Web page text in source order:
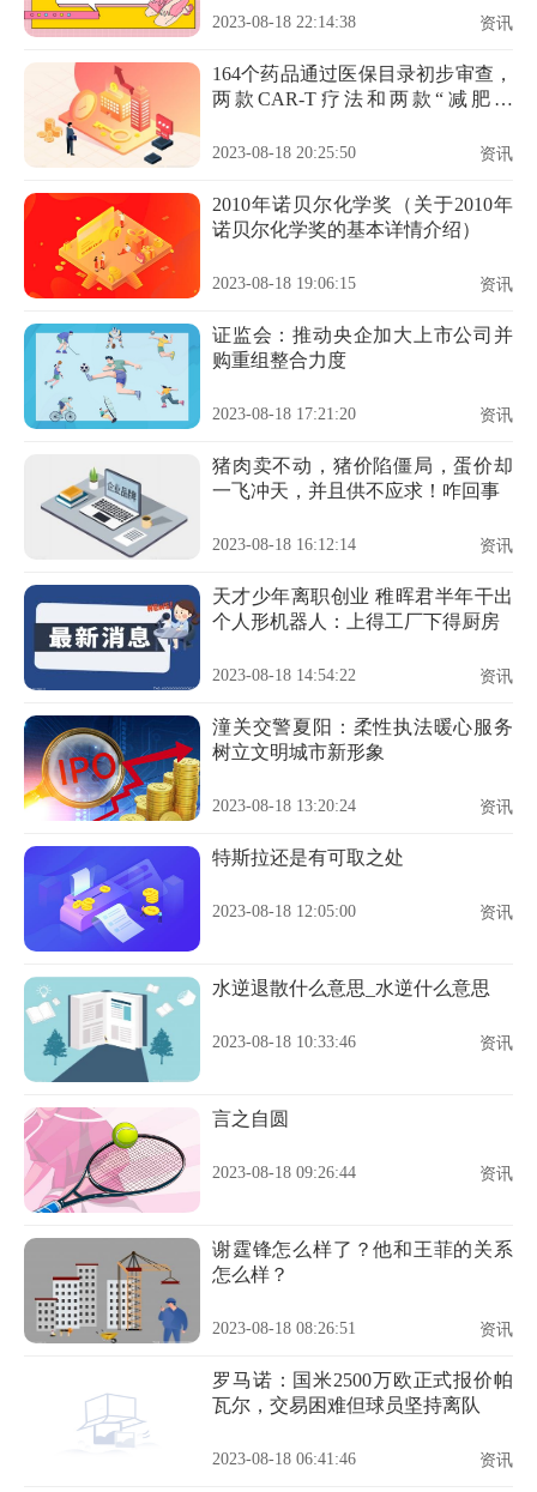
2023-08-18 22:14:38 资讯
164个药品通过医保目录初步审查，
两款CAR-T疗法和两款“减肥神
2023-08-18 20:25:50 资讯
2010年诺贝尔化学奖（关于2010年
诺贝尔化学奖的基本详情介绍）
2023-08-18 19:06:15 资讯
证监会：推动央企加大上市公司并
购重组整合力度
2023-08-18 17:21:20 资讯
猪肉卖不动，猪价陷僵局，蛋价却
一飞冲天，并且供不应求！咋回事
2023-08-18 16:12:14 资讯
天才少年离职创业 稚晖君半年干出
个人形机器人：上得工厂下得厨房
2023-08-18 14:54:22 资讯
潼关交警夏阳：柔性执法暖心服务
树立文明城市新形象
2023-08-18 13:20:24 资讯
特斯拉还是有可取之处
2023-08-18 12:05:00 资讯
水逆退散什么意思_水逆什么意思
2023-08-18 10:33:46 资讯
言之自圆
2023-08-18 09:26:44 资讯
谢霆锋怎么样了？他和王菲的关系
怎么样？
2023-08-18 08:26:51 资讯
罗马诺：国米2500万欧正式报价帕
瓦尔，交易困难但球员坚持离队
2023-08-18 06:41:46 资讯